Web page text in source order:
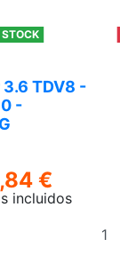
STOCK
TDV8 -
-
€
incluidos